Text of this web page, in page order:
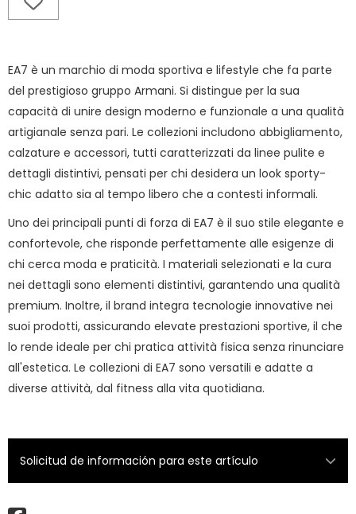
EA7 è un marchio di moda sportiva e lifestyle che fa parte
del prestigioso gruppo Armani. Si distingue per la sua
capacità di unire design moderno e funzionale a una qualità
artigianale senza pari. Le collezioni includono abbigliamento,
calzature e accessori, tutti caratterizzati da linee pulite e
dettagli distintivi, pensati per chi desidera un look sporty-
chic adatto sia al tempo libero che a contesti informali.
Uno dei principali punti di forza di EA7 è il suo stile elegante e
confortevole, che risponde perfettamente alle esigenze di
chi cerca moda e praticità. I materiali selezionati e la cura
nei dettagli sono elementi distintivi, garantendo una qualità
premium. Inoltre, il brand integra tecnologie innovative nei
suoi prodotti, assicurando elevate prestazioni sportive, il che
lo rende ideale per chi pratica attività fisica senza rinunciare
all'estetica. Le collezioni di EA7 sono versatili e adatte a
diverse attività, dal fitness alla vita quotidiana.
Solicitud de información para este artículo